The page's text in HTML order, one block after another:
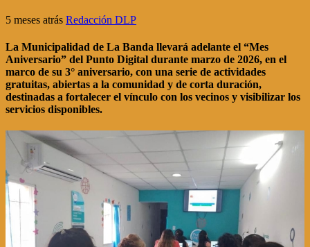
5 meses atrás Redacción DLP
La Municipalidad de La Banda llevará adelante el “Mes
Aniversario” del Punto Digital durante marzo de 2026, en el
marco de su 3° aniversario, con una serie de actividades
gratuitas, abiertas a la comunidad y de corta duración,
destinadas a fortalecer el vínculo con los vecinos y visibilizar los
servicios disponibles.